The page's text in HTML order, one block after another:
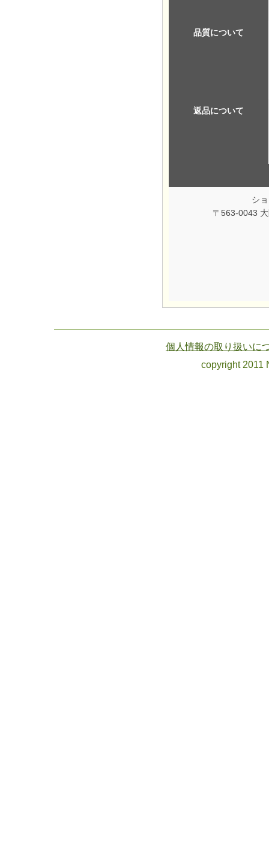
品質について
返品について
シ
〒563-0043
個人情報の取り扱いに
copyright 2011